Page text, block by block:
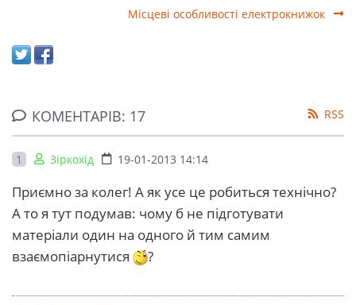
Місцеві особливості електрокнижок
КОМЕНТАРІВ: 17 RSS
1 Зіркохід 19-01-2013 14:14
Приємно за колег! А як усе це робиться технічно?
А то я тут подумав: чому б не підготувати
матеріали один на одного й тим самим
взаємопіарнутися
?